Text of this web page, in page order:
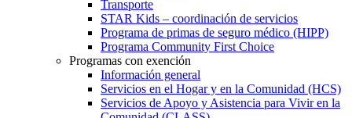
Transporte
STAR Kids – coordinación de servicios
Programa de primas de seguro médico (HIPP)
Programa Community First Choice
Programas con exención
Información general
Servicios en el Hogar y en la Comunidad (HCS)
Servicios de Apoyo y Asistencia para Vivir en la